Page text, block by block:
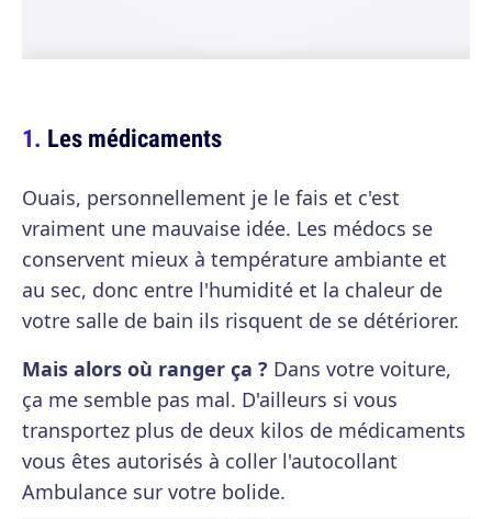
Les médicaments
Ouais, personnellement je le fais et c'est
vraiment une mauvaise idée. Les médocs se
conservent mieux à température ambiante et
au sec, donc entre l'humidité et la chaleur de
votre salle de bain ils risquent de se détériorer.
Mais alors où ranger ça ? Dans votre voiture,
ça me semble pas mal. D'ailleurs si vous
transportez plus de deux kilos de médicaments
vous êtes autorisés à coller l'autocollant
Ambulance sur votre bolide.